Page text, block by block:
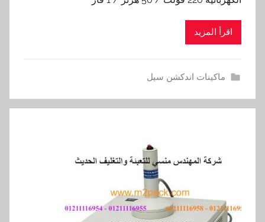
اقرأ المزيد
ماكينات اندكشن سيل